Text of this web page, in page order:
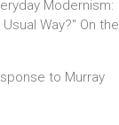
Modernism:
Way?" On the
to Murray